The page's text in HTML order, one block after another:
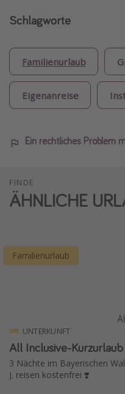
Schlagworte
Familienurlaub
Eigenanreise
Ein rechtliches Problem
FINDE
ÄHNLICHE
Familienurlaub
UNTERKUNFT
All Inclusive-Kurzurlaub
3 Nächte im Bayerischen
J. reisen kostenfrei ❣️